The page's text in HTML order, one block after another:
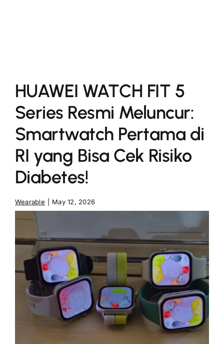
HUAWEI WATCH FIT 5
Series Resmi Meluncur:
Smartwatch Pertama di
RI yang Bisa Cek Risiko
Diabetes!
Wearable May 12, 2026